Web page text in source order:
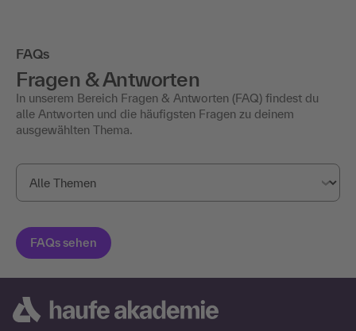
FAQs
Fragen & Antworten
In unserem Bereich Fragen & Antworten (FAQ) findest du
alle Antworten und die häufigsten Fragen zu deinem
ausgewählten Thema.